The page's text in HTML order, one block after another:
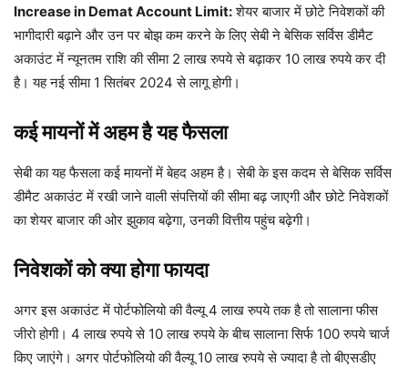
Increase in Demat Account Limit:शेयर बाजार में छोटे निवेशकों की
भागीदारी बढ़ाने और उन पर बोझ कम करने के लिए सेबी ने बेसिक सर्विस डीमैट
अकाउंट में न्यूनतम राशि की सीमा 2 लाख रुपये से बढ़ाकर 10 लाख रुपये कर दी
है। यह नई सीमा 1 सितंबर 2024 से लागू होगी।
कई मायनों में अहम है यह फैसला
सेबी का यह फैसला कई मायनों में बेहद अहम है। सेबी के इस कदम से बेसिक सर्विस
डीमैट अकाउंट में रखी जाने वाली संपत्तियों की सीमा बढ़ जाएगी और छोटे निवेशकों
का शेयर बाजार की ओर झुकाव बढ़ेगा, उनकी वित्तीय पहुंच बढ़ेगी।
निवेशकों को क्या होगा फायदा
अगर इस अकाउंट में पोर्टफोलियो की वैल्यू 4 लाख रुपये तक है तो सालाना फीस
जीरो होगी। 4 लाख रुपये से 10 लाख रुपये के बीच सालाना सिर्फ 100 रुपये चार्ज
किए जाएंगे। अगर पोर्टफोलियो की वैल्यू 10 लाख रुपये से ज्यादा है तो बीएसडीए